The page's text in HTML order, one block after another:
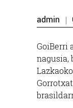
admin
GoiBerri
nagusia,